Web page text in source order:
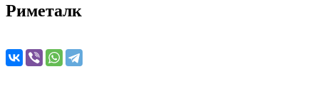
Риметалк